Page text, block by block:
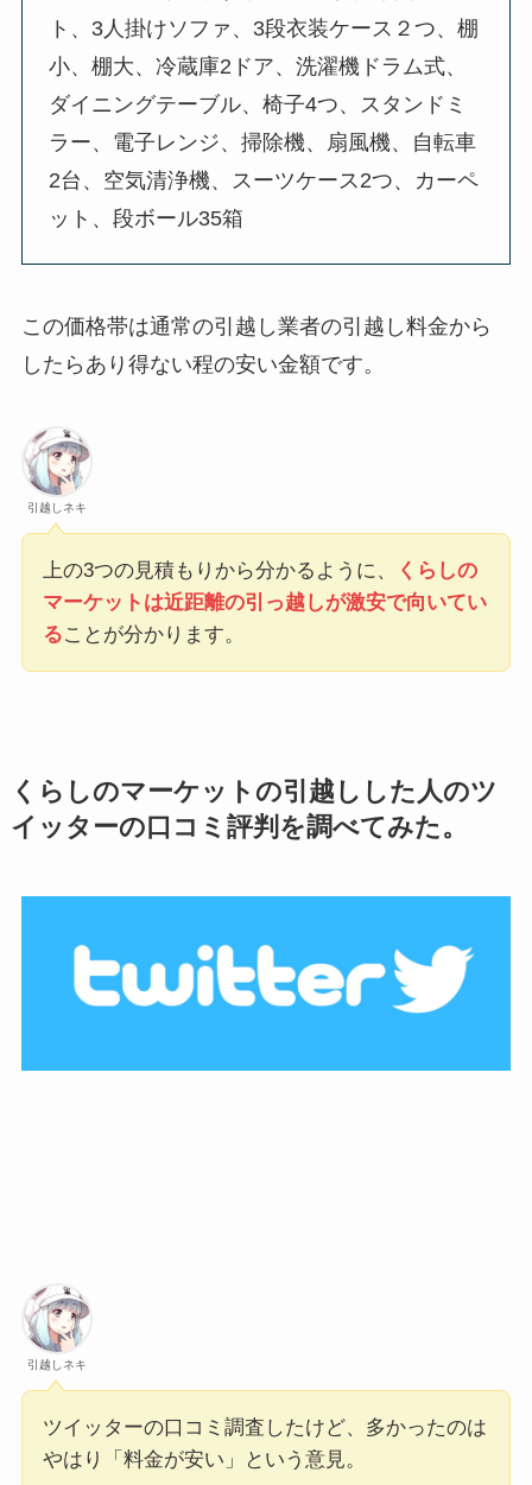
ト、3人掛けソファ、3段衣装ケース２つ、棚
小、棚大、冷蔵庫2ドア、洗濯機ドラム式、
ダイニングテーブル、椅子4つ、スタンドミ
ラー、電子レンジ、掃除機、扇風機、自転車
2台、空気清浄機、スーツケース2つ、カーペ
ット、段ボール35箱
この価格帯は通常の引越し業者の引越し料金から
したらあり得ない程の安い金額です。
引越しネキ
上の3つの見積もりから分かるように、
くらしの
マーケットは近距離の引っ越しが激安で向いてい
ることが分かります。
くらしのマーケットの引越しした人のツ
イッターの口コミ評判を調べてみた。
引越しネキ
ツイッターの口コミ調査したけど、多かったのは
やはり「料金が安い」という意見。